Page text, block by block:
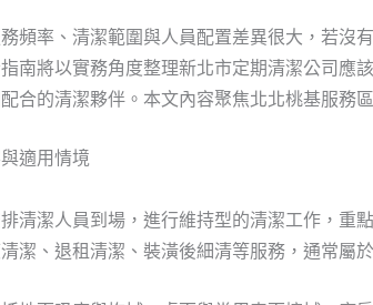
頻率、清潔範圍與人員配置差異很大，若沒
南將以實務角度整理新北市定期清潔公司應
合的清潔夥伴。本文內容聚焦北北桃基服務
適用情境
清潔人員到場，進行維持型的清潔工作，重
潔、退租清潔、裝潢後細清等服務，通常屬